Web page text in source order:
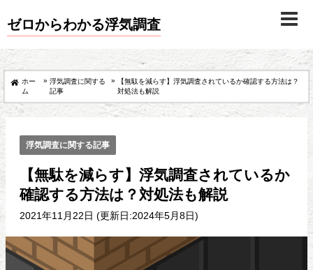
ゼロからわかる浮気調査
ホー
ム
» 浮気調査に関する
記事
»
【無駄を減らす】浮気調査されているか確認する方法は？
対処法も解説
浮気調査に関する記事
【無駄を減らす】浮気調査されているか
確認する方法は？対処法も解説
2021年11月22日 (更新日:2024年5月8日)